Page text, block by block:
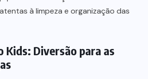
à limpeza e organização das
Kids: Diversão para as